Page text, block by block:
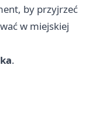
by przyjrzeć
w miejskiej
.